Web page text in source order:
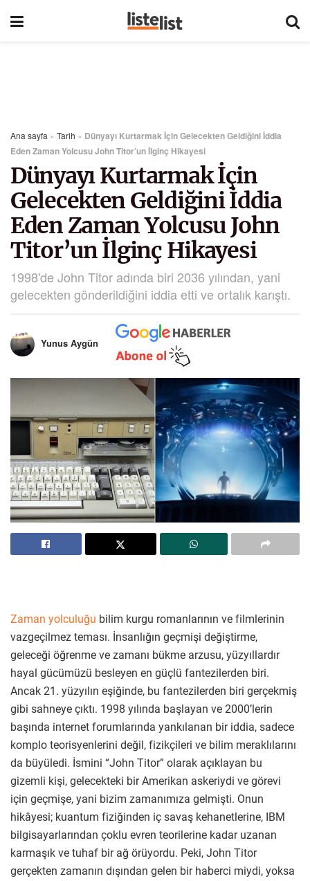
Ana sayfa » Tarih » Dünyayı Kurtarmak İçin Gelecekten Geldiğini İddia
Eden Zaman Yolcusu John Titor’un İlginç Hikayesi
Dünyayı Kurtarmak İçin
Gelecekten Geldiğini İddia
Eden Zaman Yolcusu John
Titor’un İlginç Hikayesi
1998'de John Titor adında biri 2036 yılından, yani
gelecekten gönderildiğini iddia etti ve ortalık karıştı.
Yunus Aygün
Zaman yolculuğu bilim kurgu romanlarının ve filmlerinin
vazgeçilmez teması. İnsanlığın geçmişi değiştirme,
geleceği öğrenme ve zamanı bükme arzusu, yüzyıllardır
hayal gücümüzü besleyen en güçlü fantezilerden biri.
Ancak 21. yüzyılın eşiğinde, bu fantezilerden biri gerçekmiş
gibi sahneye çıktı. 1998 yılında başlayan ve 2000’lerin
başında internet forumlarında yankılanan bir iddia, sadece
komplo teorisyenlerini değil, fizikçileri ve bilim meraklılarını
da büyüledi. İsmini “John Titor” olarak açıklayan bu
gizemli kişi, gelecekteki bir Amerikan askeriydi ve görevi
için geçmişe, yani bizim zamanımıza gelmişti. Onun
hikâyesi; kuantum fiziğinden iç savaş kehanetlerine, IBM
bilgisayarlarından çoklu evren teorilerine kadar uzanan
karmaşık ve tuhaf bir ağ örüyordu. Peki, John Titor
gerçekten zamanın dışından gelen bir haberci miydi, yoksa